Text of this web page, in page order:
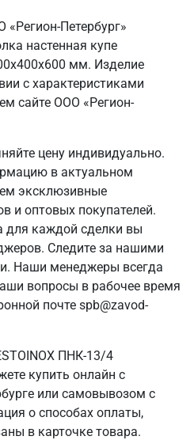
Петербург»
настенная купе
мм. Изделие
с характеристиками
сайте ООО «Регион-
цену индивидуально.
в актуальном
эксклюзивные
и оптовых покупателей.
для каждой сделки вы
Следите за нашими
Наши менеджеры всегда
вопросы в рабочее время
почте spb@zavod-
ПНК-13/4
купить онлайн с
или самовывозом с
о способах оплаты,
в карточке товара.